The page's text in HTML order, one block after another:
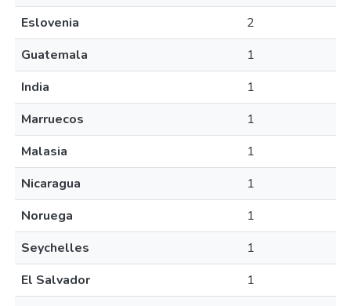
Eslovenia
2
Guatemala
1
India
1
Marruecos
1
Malasia
1
Nicaragua
1
Noruega
1
Seychelles
1
El Salvador
1